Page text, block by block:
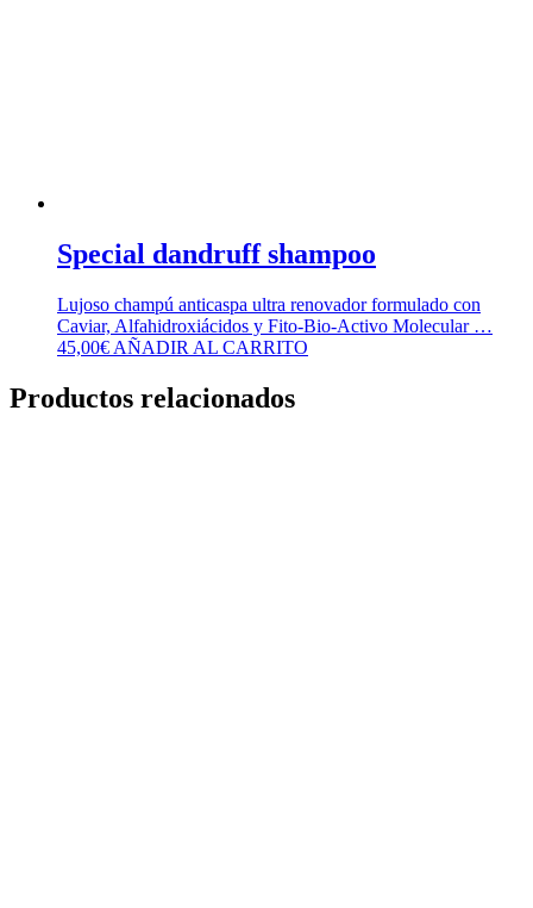
Special dandruff shampoo
Lujoso champú anticaspa ultra renovador formulado con
Caviar, Alfahidroxiácidos y Fito-Bio-Activo Molecular …
45,00€ AÑADIR AL CARRITO
Productos relacionados